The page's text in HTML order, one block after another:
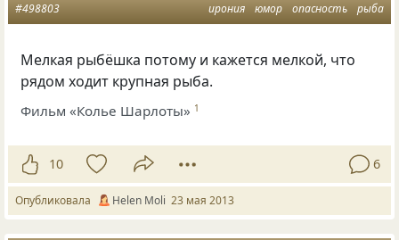
ирония юмор опасность рыба
#498803
Мелкая рыбёшка потому и кажется мелкой, что
рядом ходит крупная рыба.
Фильм «Колье Шарлоты» 1
10 6
Опубликовала Helen Moli 23 мая 2013